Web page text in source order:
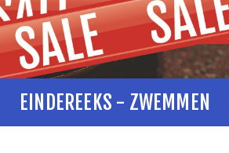
EINDEREEKS - ZWEMMEN